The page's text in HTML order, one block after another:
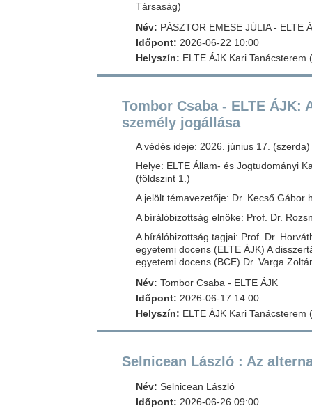
Társaság)
Név: PÁSZTOR EMESE JÚLIA - ELTE
Időpont: 2026-06-22 10:00
Helyszín: ELTE ÁJK Kari
Tombor Csaba - ELTE ÁJK:
személy jogállása
A védés ideje: 2026. június 17.
Helye: ELTE Állam- és Jogtudományi
(földszint 1.)
A jelölt témavezetője: Dr. Kecső Gábor
A bírálóbizottság elnöke: Prof. Dr.
A bírálóbizottság tagjai: Prof. Dr.
egyetemi docens (ELTE ÁJK) A
egyetemi docens (BCE) Dr. Varga
Név: Tombor Csaba - ELTE ÁJK
Időpont: 2026-06-17 14:00
Helyszín: ELTE ÁJK Kari
Selnicean László : Az
Név: Selnicean László
Időpont: 2026-06-26 09:00